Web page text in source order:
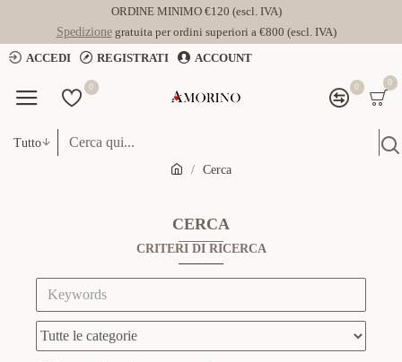
ORDINE MINIMO €120 (escl. IVA)
Spedizionegratuita per ordini superiori a €800 (escl. IVA)
ACCEDI
REGISTRATI ACCOUNT
0 0 0
Tutto
Cerca
CERCA
CRITERI DI RICERCA